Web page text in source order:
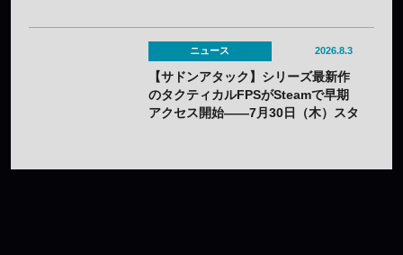
ニュース 2026.8.3
【サドンアタック】シリーズ最新作
のタクティカルFPSがSteamで早期
アクセス開始——7月30日（木）スタ